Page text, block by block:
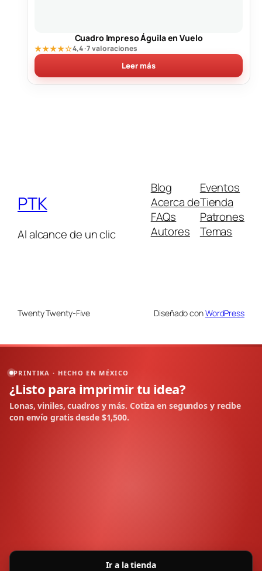
Cuadro Impreso Águila en Vuelo
★★★★☆4,4 · 7 valoraciones
Leer más
PTK
Al alcance de un clic
Blog
Acerca de
FAQs
Autores
Eventos
Tienda
Patrones
Temas
Twenty Twenty-Five Diseñado conWordPress
PRINTIKA · HECHO EN MÉXICO
¿Listo para imprimir tu idea?
Lonas, viniles, cuadros y más. Cotiza en segundos y recibe
con envío gratis desde $1,500.
Ir a la tienda